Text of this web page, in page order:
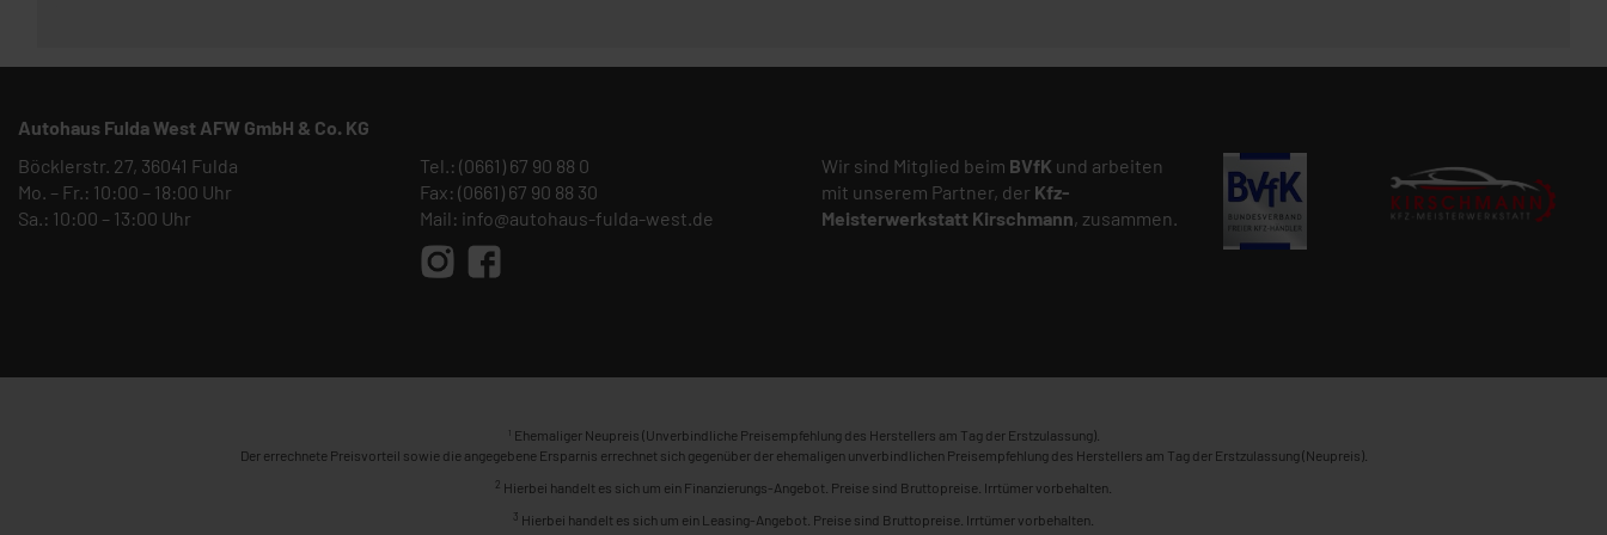
Autohaus Fulda West AFW GmbH & Co. KG
Böcklerstr. 27, 36041 Fulda
Mo. – Fr.: 10:00 – 18:00 Uhr
Sa.: 10:00 – 13:00 Uhr
Tel.: (0661) 67 90 88 0
Fax: (0661) 67 90 88 30
Mail: info@autohaus-fulda-west.de
Wir sind Mitglied beim BVfK und arbeiten
mit unserem Partner, der Kfz-
Meisterwerkstatt Kirschmann, zusammen.
1 Ehemaliger Neupreis (Unverbindliche Preisempfehlung des Herstellers am Tag der Erstzulassung).
Der errechnete Preisvorteil sowie die angegebene Ersparnis errechnet sich gegenüber der ehemaligen unverbindlichen Preisempfehlung des Herstellers am Tag der Erstzulassung (Neupreis).
2 Hierbei handelt es sich um ein Finanzierungs-Angebot. Preise sind Bruttopreise. Irrtümer vorbehalten.
3 Hierbei handelt es sich um ein Leasing-Angebot. Preise sind Bruttopreise. Irrtümer vorbehalten.